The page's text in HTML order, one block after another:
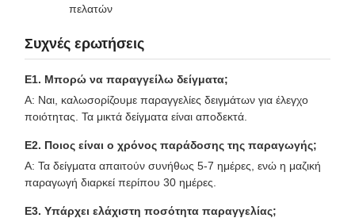
πελατών
Συχνές ερωτήσεις
Ε1. Μπορώ να παραγγείλω δείγματα;
Α: Ναι, καλωσορίζουμε παραγγελίες δειγμάτων για έλεγχο
ποιότητας. Τα μικτά δείγματα είναι αποδεκτά.
Ε2. Ποιος είναι ο χρόνος παράδοσης της παραγωγής;
Α: Τα δείγματα απαιτούν συνήθως 5-7 ημέρες, ενώ η μαζική
παραγωγή διαρκεί περίπου 30 ημέρες.
Ε3. Υπάρχει ελάχιστη ποσότητα παραγγελίας;